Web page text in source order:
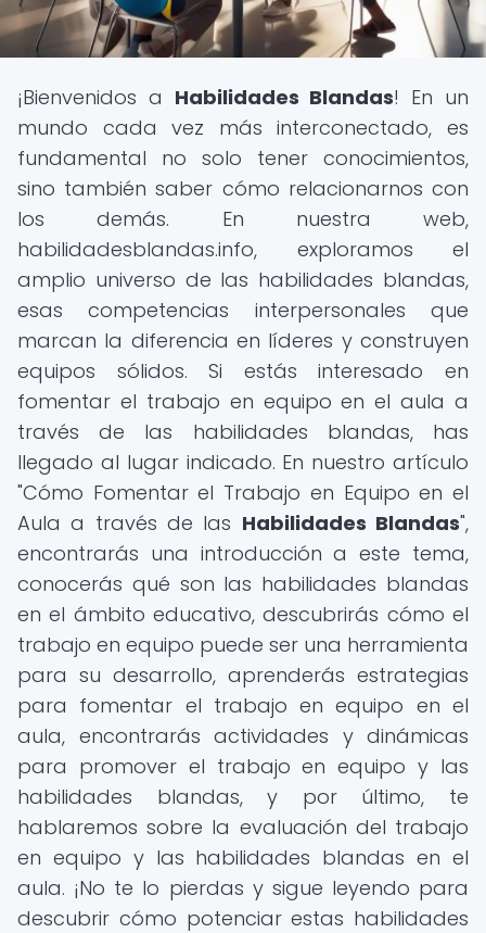
¡Bienvenidos a Habilidades Blandas! En un
mundo cada vez más interconectado, es
fundamental no solo tener conocimientos,
sino también saber cómo relacionarnos con
los demás. En nuestra web,
habilidadesblandas.info, exploramos el
amplio universo de las habilidades blandas,
esas competencias interpersonales que
marcan la diferencia en líderes y construyen
equipos sólidos. Si estás interesado en
fomentar el trabajo en equipo en el aula a
través de las habilidades blandas, has
llegado al lugar indicado. En nuestro artículo
"Cómo Fomentar el Trabajo en Equipo en el
Aula a través de las Habilidades Blandas",
encontrarás una introducción a este tema,
conocerás qué son las habilidades blandas
en el ámbito educativo, descubrirás cómo el
trabajo en equipo puede ser una herramienta
para su desarrollo, aprenderás estrategias
para fomentar el trabajo en equipo en el
aula, encontrarás actividades y dinámicas
para promover el trabajo en equipo y las
habilidades blandas, y por último, te
hablaremos sobre la evaluación del trabajo
en equipo y las habilidades blandas en el
aula. ¡No te lo pierdas y sigue leyendo para
descubrir cómo potenciar estas habilidades